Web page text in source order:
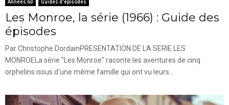
Années 60 Guides d'épisodes
Les Monroe, la série (1966) : Guide des
épisodes
Par Christophe DordainPRESENTATION DE LA SERIE LES
MONROELa série "Les Monroe" raconte les aventures de cinq
orphelins issus d'une même famille qui ont vu leurs...